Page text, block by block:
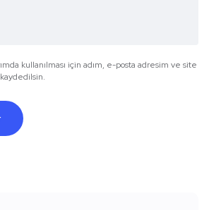
kullanılması için adım, e-posta adresim ve site